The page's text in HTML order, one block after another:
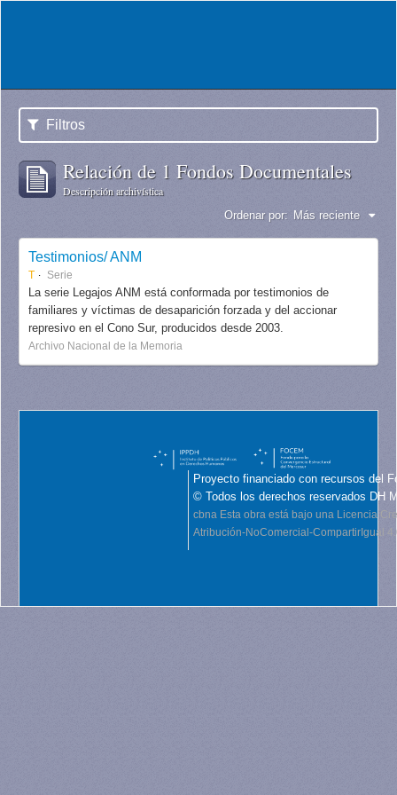
Filtros
Relación de 1 Fondos Documentales
Descripción archivística
Ordenar por: Más reciente
Testimonios/ ANM
T Serie
La serie Legajos ANM está conformada por testimonios de
familiares y víctimas de desaparición forzada y del accionar
represivo en el Cono Sur, producidos desde 2003.
Archivo Nacional de la Memoria
Proyecto financiado con recursos del
© Todos los derechos reservados DH
cbna Esta obra está bajo una Licencia
Atribución-NoComercial-CompartirIgual